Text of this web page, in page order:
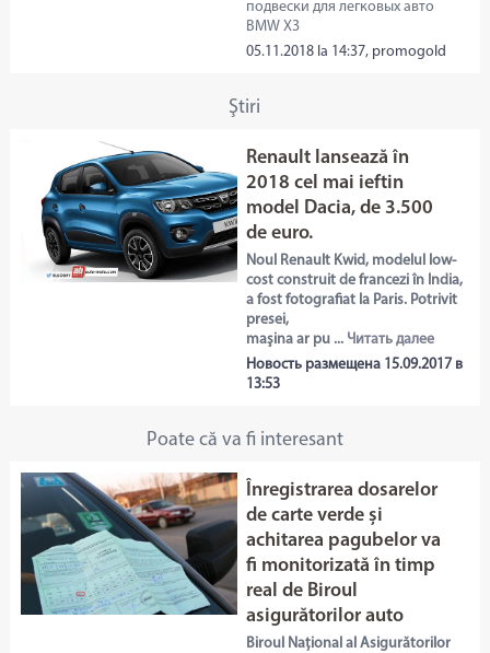
подвески для легковых авто
BMW X3
05.11.2018 la 14:37, promogold
Ştiri
Renault lansează în
2018 cel mai ieftin
model Dacia, de 3.500
de euro.
Noul Renault Kwid, modelul low-
cost construit de francezi în India,
a fost fotografiat la Paris. Potrivit
presei,
maşina ar pu ... Читать далее
Новость размещена 15.09.2017 в
13:53
Poate că va fi interesant
Înregistrarea dosarelor
de carte verde și
achitarea pagubelor va
fi monitorizată în timp
real de Biroul
asigurătorilor auto
Biroul Național al Asigurătorilor